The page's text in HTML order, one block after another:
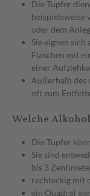
Die Tupfer
beispielsweise
oder dem
Sie eignen
Flaschen mit
einer
Außerhalb des
oft zum
Welche
Die Tupfer
Sie sind
bis 3
rechteckig mit
ein Quadrat